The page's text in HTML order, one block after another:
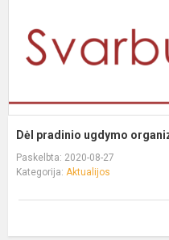
Dėl pradinio ugdymo
Paskelbta: 2020-08-27
Kategorija: Aktualijos